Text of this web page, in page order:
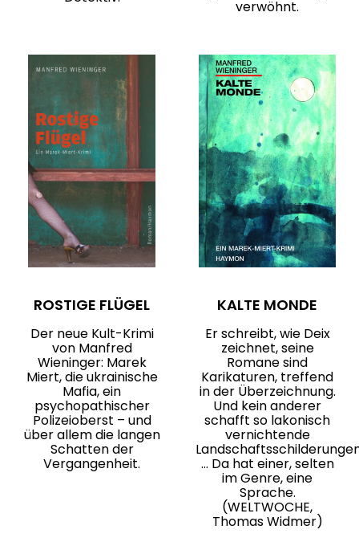
verwöhnt.
ROSTIGE FLÜGEL
Der neue Kult-Krimi
von Manfred
Wieninger: Marek
Miert, die ukrainische
Mafia, ein
psychopathischer
Polizeioberst – und
über allem die langen
Schatten der
Vergangenheit.
KALTE MONDE
Er schreibt, wie Deix
zeichnet, seine
Romane sind
Karikaturen, treffend
in der Überzeichnung.
Und kein anderer
schafft so lakonisch
vernichtende
... Da hat einer, selten
im Genre, eine
Sprache.
(WELTWOCHE,
Thomas Widmer)